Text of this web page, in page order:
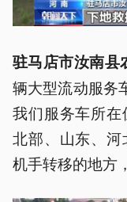
驻马店市汝南县
辆大型流动服务
我们服务车所
北部、山东、
机手转移的地方